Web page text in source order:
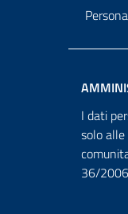
I dati
solo
36/2006